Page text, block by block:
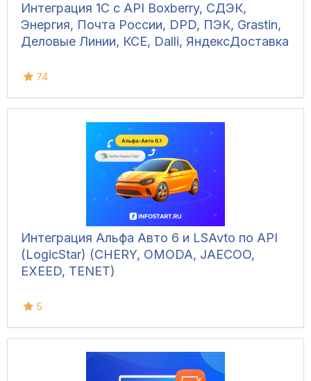
Интеграция 1С с API Boxberry, СДЭК,
Энергия, Почта России, DPD, ПЭК, Grastin,
Деловые Линии, КСЕ, Dalli, ЯндексДоставка
74
Интеграция Альфа Авто 6 и LSAvto по API
(LogicStar) (CHERY, OMODA, JAECOO,
EXEED, TENET)
5